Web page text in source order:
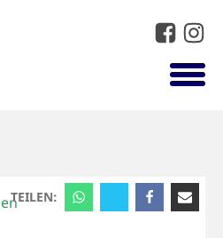
TEILEN: